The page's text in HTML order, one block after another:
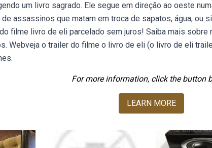
um livro sagrado. Ele segue em direção ao oeste
assassinos que matam em troca de sapatos, água, ou
filme livro de eli parcelado sem juros! Saiba mais
Webveja o trailer do filme o livro de eli (o livro de eli
For more information, click the button
LEARN MORE